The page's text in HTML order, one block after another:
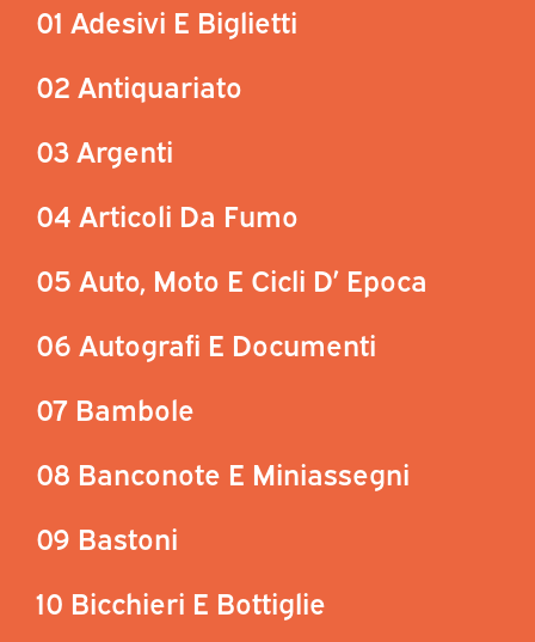
01 Adesivi E Biglietti
02 Antiquariato
03 Argenti
04 Articoli Da Fumo
05 Auto, Moto E Cicli D’ Epoca
06 Autografi E Documenti
07 Bambole
08 Banconote E Miniassegni
09 Bastoni
10 Bicchieri E Bottiglie